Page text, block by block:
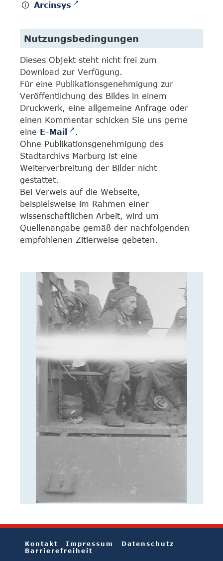
Arcinsys
Nutzungsbedingungen
Dieses Objekt steht nicht frei zum
Download zur Verfügung.
Für eine Publikationsgenehmigung zur
Veröffentlichung des Bildes in einem
Druckwerk, eine allgemeine Anfrage oder
einen Kommentar schicken Sie uns gerne
eine E-Mail
.
Ohne Publikationsgenehmigung des
Stadtarchivs Marburg ist eine
Weiterverbreitung der Bilder nicht
gestattet.
Bei Verweis auf die Webseite,
beispielsweise im Rahmen einer
wissenschaftlichen Arbeit, wird um
Quellenangabe gemäß der nachfolgenden
empfohlenen Zitierweise gebeten.
Kontakt Impressum
Datenschutz
Barrierefreiheit